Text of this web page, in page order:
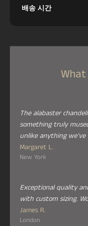
배송 시간
The alabaster
something truly
unlike anything we've
Margaret L.
New York
Exceptional quality
with custom sizing.
James R.
London